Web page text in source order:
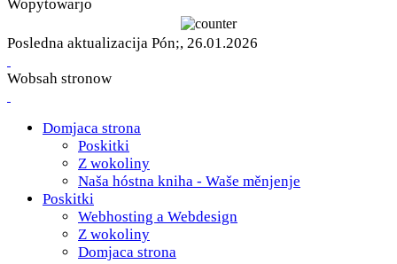
Wopytowarjo
Posledna aktualizacija Pón;, 26.01.2026
Wobsah stronow
Domjaca strona
Poskitki
Z wokoliny
Naša hóstna kniha - Waše měnjenje
Poskitki
Webhosting a Webdesign
Z wokoliny
Domjaca strona